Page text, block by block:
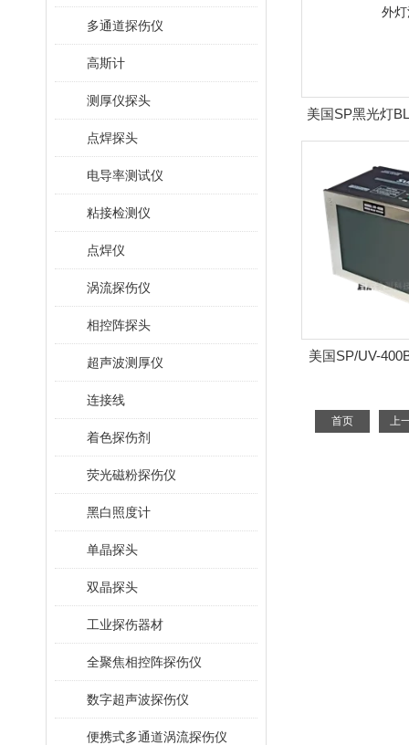
多通道探伤仪
高斯计
测厚仪探头
点焊探头
电导率测试仪
粘接检测仪
点焊仪
涡流探伤仪
相控阵探头
超声波测厚仪
连接线
着色探伤剂
荧光磁粉探伤仪
黑白照度计
单晶探头
双晶探头
工业探伤器材
全聚焦相控阵探伤仪
数字超声波探伤仪
便携式多通道涡流探伤仪
美国SP黑光灯
泡
美国SP/UV-
首页 上